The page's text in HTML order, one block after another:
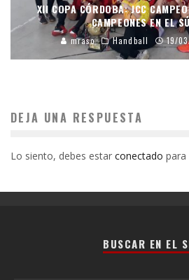
XII COPA CÓRDOBA: JCC
CAMPEONES EN EL
mraso Handball 19/
DEJA UNA RESPUESTA
Lo siento, debes estar conectado para
BUSCAR EN EL